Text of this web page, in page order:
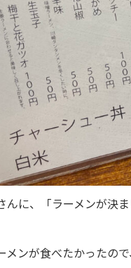
んに、「ラーメンが決
メンが食べたかったの